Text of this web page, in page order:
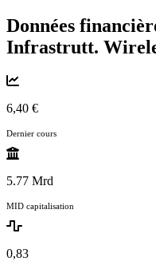
Données
Infrastrutt.
6,40 €
Dernier cours
5.77 Mrd
MID capitalisation
0,83